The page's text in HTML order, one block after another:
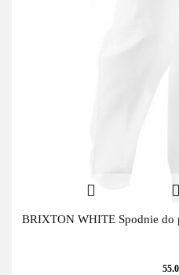
BRIXTON WHITE Spodnie do